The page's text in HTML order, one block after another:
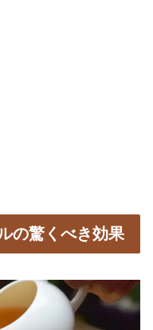
の驚くべき効果